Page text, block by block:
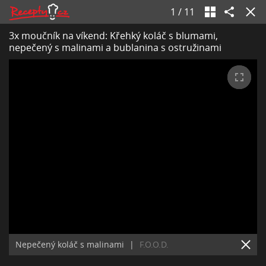
1 / 11
3x moučník na víkend: Křehký koláč s blumami,
nepečený s malinami a bublanina s ostružinami
Nepečený koláč s malinami | F.O.O.D.